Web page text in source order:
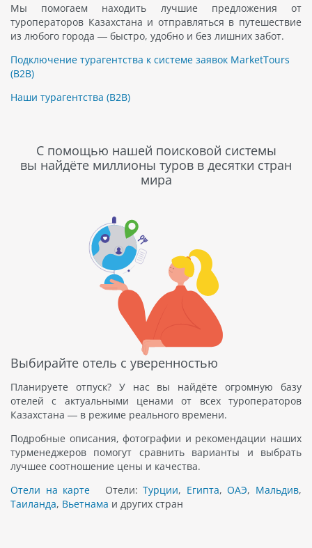
Мы помогаем находить лучшие предложения от
туроператоров Казахстана и отправляться в путешествие
из любого города — быстро, удобно и без лишних забот.
Подключение турагентства к системе заявок MarketTours
(B2B)
Наши турагентства (B2B)
С помощью нашей поисковой системы
вы найдёте миллионы туров в десятки стран
мира
Выбирайте отель с уверенностью
Планируете отпуск? У нас вы найдёте огромную базу
отелей с актуальными ценами от всех туроператоров
Казахстана — в режиме реального времени.
Подробные описания, фотографии и рекомендации наших
турменеджеров помогут сравнить варианты и выбрать
лучшее соотношение цены и качества.
Отели на карте
Отели:Турции, Египта,ОАЭ, Мальдив,
Таиланда, Вьетнама и других стран